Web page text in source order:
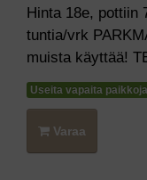
Hinta 18e, pottiin
tuntia/vrk
muista käyttää!
Useita vapaita paikkoja
Varaa